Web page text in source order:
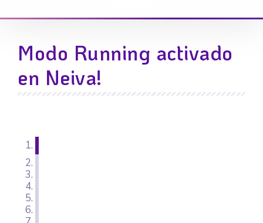
Modo Running activado
en Neiva!